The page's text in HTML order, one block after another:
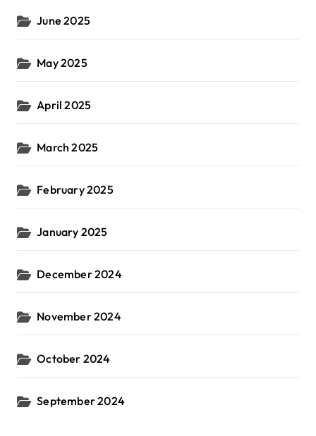
June 2025
May 2025
April 2025
March 2025
February 2025
January 2025
December 2024
November 2024
October 2024
September 2024